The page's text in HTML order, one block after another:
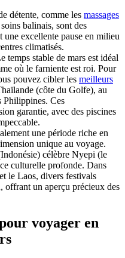
détente, comme les massages
balinais, sont des
excellente pause en milieu
climatisés.
temps stable de mars est idéal
où le farniente est roi. Pour
pouvez cibler les meilleurs
(côte du Golfe), au
Philippines. Ces
garantie, avec des piscines
une période riche en
unique au voyage.
célèbre Nyepi (le
culturelle profonde. Dans
le Laos, divers festivals
offrant un aperçu précieux des
voyager en